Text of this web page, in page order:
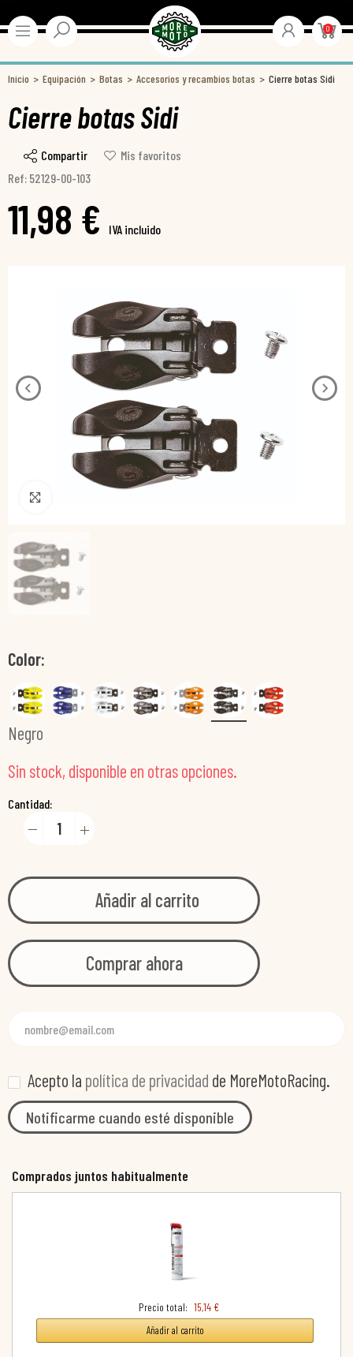
0
Inicio Equipación Botas Accesorios y recambios botas Cierre botas Sidi
Cierre botas Sidi
Compartir
Mis favoritos
Ref: 52129-00-103
11,98 € IVA incluido
Color
Negro
Sin stock, disponible en otras opciones.
Cantidad:
Añadir al carrito
Comprar ahora
Acepto la política de privacidad de MoreMotoRacing.
Notificarme cuando esté disponible
Comprados juntos habitualmente
Precio total: 15,14 €
Añadir al carrito